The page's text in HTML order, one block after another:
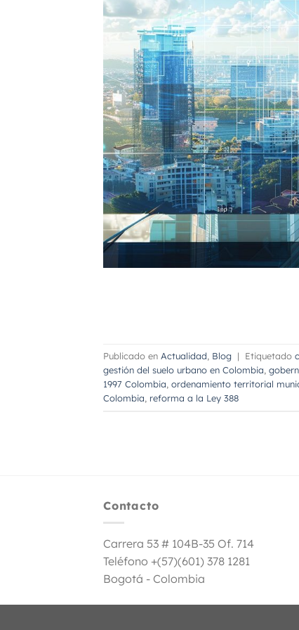
Publicado en Actualidad, Blog | Etiquetado
gestión del suelo urbano en Colombia,
1997 Colombia, ordenamiento territorial
Colombia, reforma a la Ley 388
Contacto
Carrera 53 # 104B-35 Of. 714
Teléfono +(57)(601) 378 1281
Bogotá - Colombia